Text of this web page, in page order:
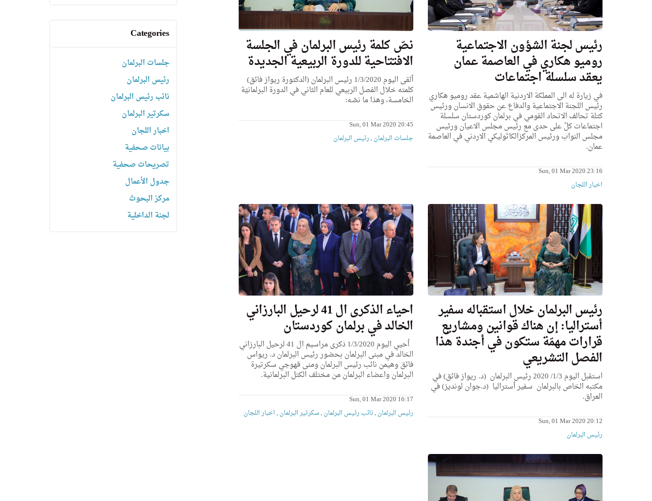
رئيس لجنة الشؤون الاجتماعية
روميو هكاري في العاصمة عمان
يعقد سلسلة اجتماعات
في زيارة له الى المملكة الاردنية الهاشمية عقد روميو هكاري
رئيس اللجنة الاجتماعية والدفاع عن حقوق الانسان ورئيس
كتلة تحالف الاتحاد القومي في برلمان كوردستان سلسلة
اجتماعات كلً على حدى مع رئيس مجلس الاعيان ورئيس
مجلس النواب ورئيس المركزالكاثوليكي الاردني في العاصمة
عمان.
Sun, 01 Mar 2020 23:16
اخبار اللجان
نصّ كلمة رئيس البرلمان في الجلسة
الافتتاحية للدورة الربيعية الجديدة
ألقى اليوم 1/3/2020 رئيس البرلمان (الدكتورة ريواز فائق)
كلمته خلال الفصل الربيعي للعام الثاني في الدورة البرلمانيّة
الخامسة، وهذا ما نصّه:
Sun, 01 Mar 2020 20:45
جلسات البرلمان,رئیس البرلمان
رئيس البرلمان خلال استقباله سفير
أستراليا: إن هناك قوانين ومشاريع
قرارات مهمّة ستكون في أجندة هذا
الفصل التشريعي
استقبل اليوم 1/3/ 2020 رئيس البرلمان (د. ريواز فائق) في
مكتبه الخاص بالبرلمان سفير أستراليا (د.جوان لونديز) في
العراق.
Sun, 01 Mar 2020 20:12
رئیس البرلمان
احياء الذكرى ال 41 لرحيل البارزاني
الخالد في برلمان كوردستان
اُحيي اليوم 1/3/2020 ذكرى مراسيم ال 41 لرحيل البارزاني
الخالد في مبنى البرلمان بحضور رئيس البرلمان د. ريواس
فائق وهيمن نائب رئيس البرلمان ومنى قهوجي سكرتيرة
البرلمان واعضاء البرلمان من مختلف الكتل البرلمانية.
Sun, 01 Mar 2020 16:17
رئیس البرلمان,نائب رئیس البرلمان,سكرتیر البرلمان,اخبار اللجان
Categories
جلسات البرلمان
رئیس البرلمان
نائب رئیس البرلمان
سكرتیر البرلمان
اخبار اللجان
بیانات صحفیة
تصریحات صحفیة
جدول الأعمال
مركز البحوث
لجنة الداخلية